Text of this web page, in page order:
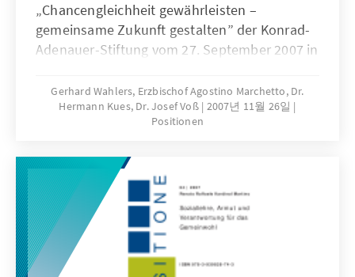
„Chancengleichheit gewährleisten –
gemeinsame Zukunft gestalten” der Konrad-
Adenauer-Stiftung vom 27. September 2007 in
Gerhard Wahlers, Erzbischof Agostino Marchetto, Dr.
Hermann Kues, Dr. Josef Voß 2007년 11월 26일
Positionen